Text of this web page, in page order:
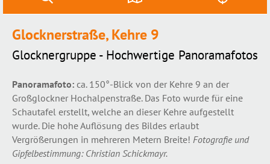
Glocknerstraße, Kehre 9
Glocknergruppe - Hochwertige Panoramafotos
Panoramafoto: ca. 150°-Blick von der Kehre 9 an der
Großglockner Hochalpenstraße. Das Foto wurde für eine
Schautafel erstellt, welche an dieser Kehre aufgestellt
wurde. Die hohe Auflösung des Bildes erlaubt
Vergrößerungen in mehreren Metern Breite! Fotografie und
Gipfelbestimmung: Christian Schickmayr.